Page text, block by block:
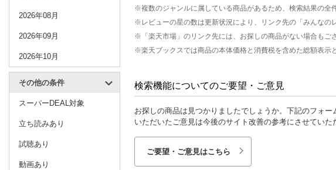
2026年08月
2026年09月
2026年10月
その他の条件
スーパーDEAL対象
立ち読みあり
試聴あり
動画あり
※複数のジャンルに属している商品があるため、検索結果の全
※レビューの星の数は更新状況により、リンク先の「みんなの
※「楽天市場」のリンク先には、お探しの商品がない場合もご
※楽天ブックスでは商品の本体価格と消費税を含めた総額表示
検索機能についてのご要望・ご意見
お探しの商品は見つかりましたでしょうか。下記のフォ
いただいたご意見は今後のサイト改善の参考にさせていた
ご要望・ご意見はこちら